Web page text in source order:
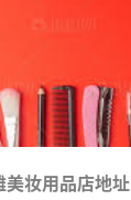
妆用品店地址